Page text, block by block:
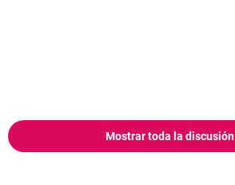
Mostrar toda la discusión